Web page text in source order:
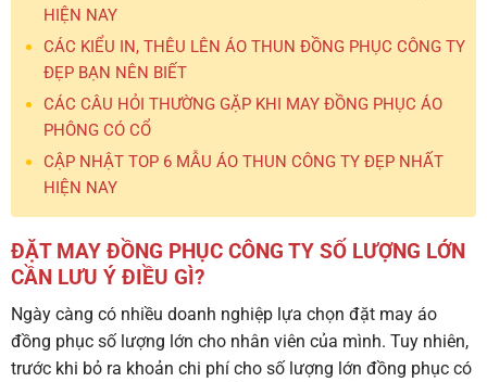
HIỆN NAY
CÁC KIỂU IN, THÊU LÊN ÁO THUN ĐỒNG PHỤC CÔNG TY
ĐẸP BẠN NÊN BIẾT
CÁC CÂU HỎI THƯỜNG GẶP KHI MAY ĐỒNG PHỤC ÁO
PHÔNG CÓ CỔ
CẬP NHẬT TOP 6 MẪU ÁO THUN CÔNG TY ĐẸP NHẤT
HIỆN NAY
ĐẶT MAY ĐỒNG PHỤC CÔNG TY SỐ LƯỢNG LỚN
CẦN LƯU Ý ĐIỀU GÌ?
Ngày càng có nhiều doanh nghiệp lựa chọn đặt may áo
đồng phục số lượng lớn cho nhân viên của mình. Tuy nhiên,
trước khi bỏ ra khoản chi phí cho số lượng lớn đồng phục có